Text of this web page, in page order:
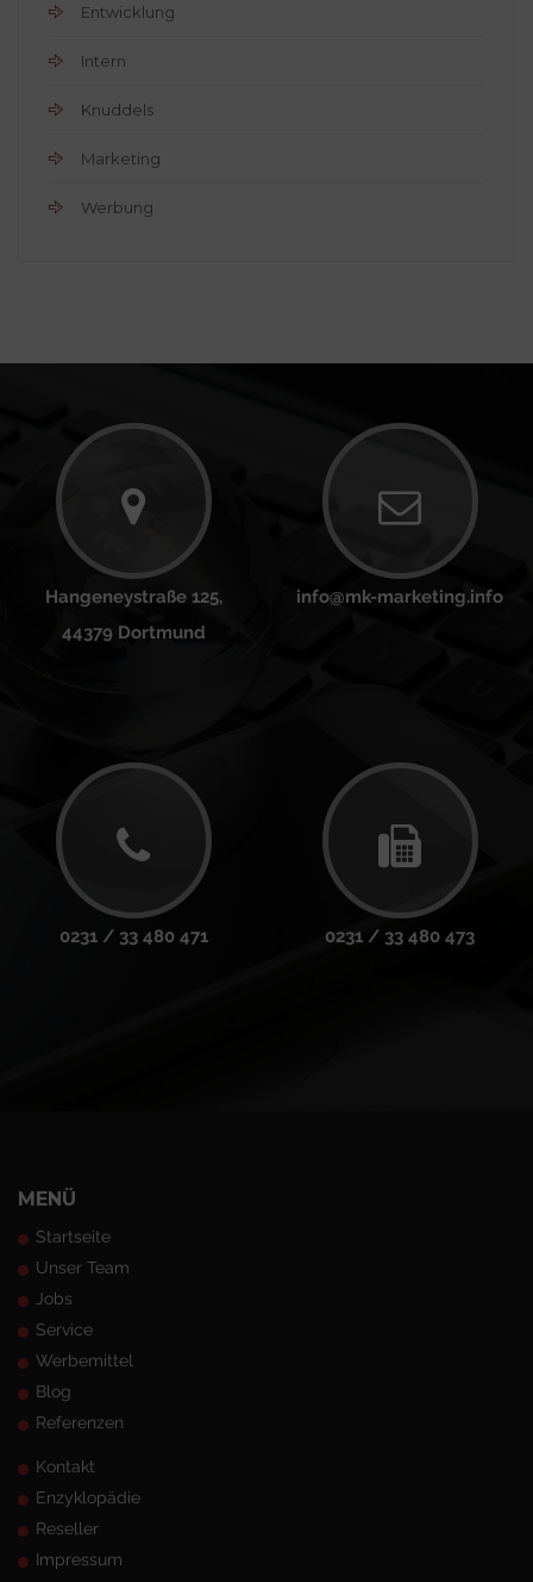
Entwicklung
Intern
Knuddels
Marketing
Werbung
Hangeneystraße 125,
44379 Dortmund
info@mk-marketing.info
0231 / 33 480 471 0231 / 33 480 473
MENÜ
Startseite
Unser Team
Jobs
Service
Werbemittel
Blog
Referenzen
Kontakt
Enzyklopädie
Reseller
Impressum